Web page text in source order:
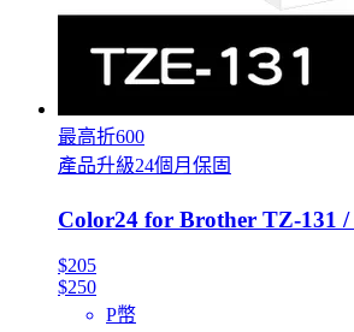
最高折600
產品升級24個月保固
Color24 for Brother TZ-131
$205
$250
P幣